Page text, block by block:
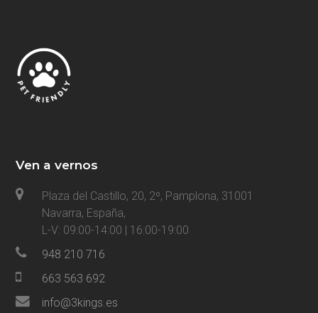
Ven a vernos
Plaza del Castillo, 20, 2º, Pamplona, 31001
Navarra, España,
L-V: 09:00-14:00 | 16:00-19:00
948 210 716
663 563 692
info@3kings.es